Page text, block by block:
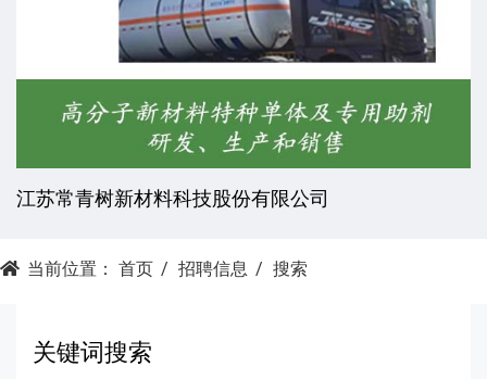
江苏常青树新材料科技股份有限公司
当前位置： 首页 招聘信息 搜索
关键词搜索